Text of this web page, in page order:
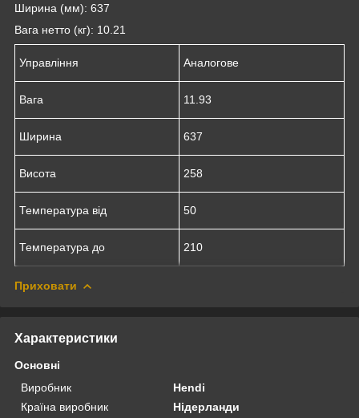
Ширина (мм): 637
Вага нетто (кг): 10.21
Управління Аналогове
Вага 11.93
Ширина 637
Висота 258
Температура від 50
Температура до 210
Приховати
Характеристики
Основні
Виробник
Hendi
Країна виробник
Нідерланди